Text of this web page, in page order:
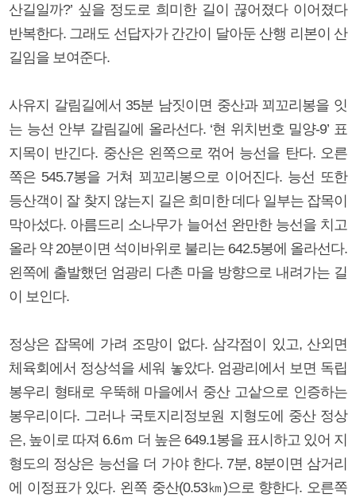
산길일까?’ 싶을 정도로 희미한 길이 끊어졌다 이어졌다
반복한다. 그래도 선답자가 간간이 달아둔 산행 리본이 산
길임을 보여준다.
사유지 갈림길에서 35분 남짓이면 중산과 꾀꼬리봉을 잇
는 능선 안부 갈림길에 올라선다. ‘현 위치번호 밀양-9’ 표
지목이 반긴다. 중산은 왼쪽으로 꺾어 능선을 탄다. 오른
쪽은 545.7봉을 거쳐 꾀꼬리봉으로 이어진다. 능선 또한
등산객이 잘 찾지 않는지 길은 희미한 데다 일부는 잡목이
막아섰다. 아름드리 소나무가 늘어선 완만한 능선을 치고
올라 약 20분이면 석이바위로 불리는 642.5봉에 올라선다.
왼쪽에 출발했던 엄광리 다촌 마을 방향으로 내려가는 길
이 보인다.
정상은 잡목에 가려 조망이 없다. 삼각점이 있고, 산외면
체육회에서 정상석을 세워 놓았다. 엄광리에서 보면 독립
봉우리 형태로 우뚝해 마을에서 중산 고샅으로 인증하는
봉우리이다. 그러나 국토지리정보원 지형도에 중산 정상
은, 높이로 따져 6.6ｍ 더 높은 649.1봉을 표시하고 있어 지
형도의 정상은 능선을 더 가야 한다. 7분, 8분이면 삼거리
에 이정표가 있다. 왼쪽 중산(0.53㎞)으로 향한다. 오른쪽